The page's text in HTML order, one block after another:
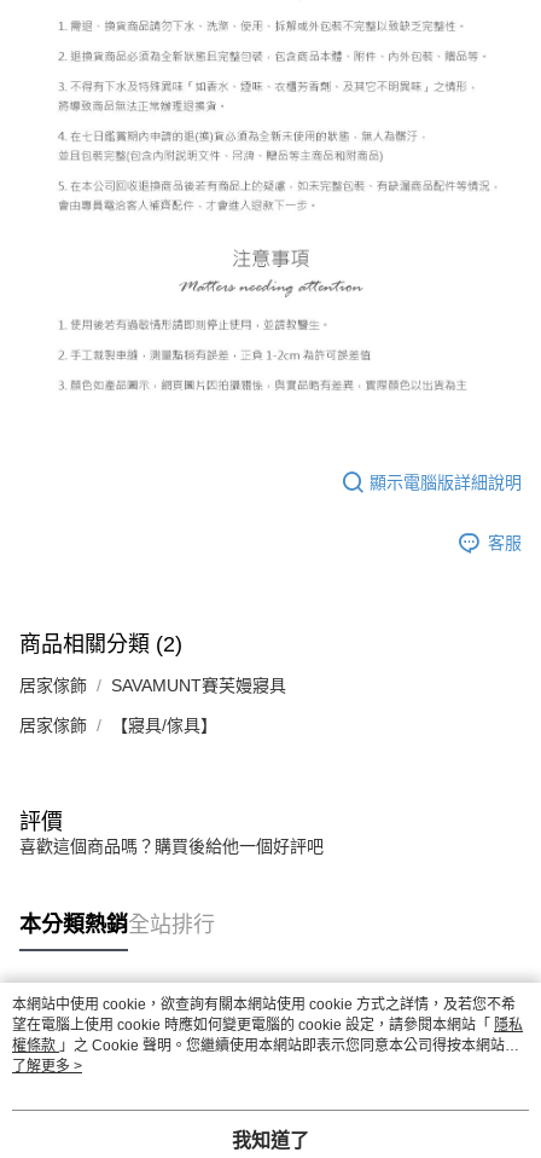
顯示電腦版詳細說明
客服
商品相關分類 (2)
居家傢飾 SAVAMUNT賽芙嫚寢具
居家傢飾 【寢具/傢具】
評價
喜歡這個商品嗎？購買後給他一個好評吧
本分類熱銷全站排行
熱門標籤
本網站中使用 cookie，欲查詢有關本網站使用 cookie 方式之詳情，及若您不希
望在電腦上使用 cookie 時應如何變更電腦的 cookie 設定，請參閱本網站「 隱私
權條款 」之 Cookie 聲明。您繼續使用本網站即表示您同意本公司得按本網站使
用條款之 Cookie 聲明使用 cookie。
了解更多 >
我知道了